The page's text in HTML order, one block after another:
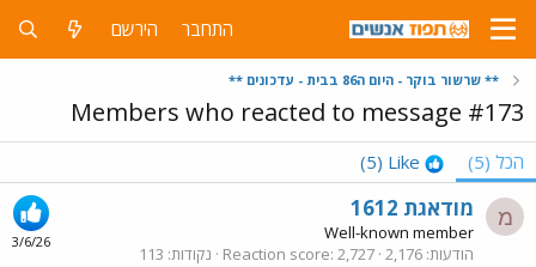
התחבר הירשם
** שרשור בוקר - היום ה86 בבית - עדכונים **
Members who reacted to message #173
הכל (5)
Like
(5)
מ
3/6/26
מודאגת 1612
Well-known member
הודעות 2,176
Reaction score 2,727 נקודות 113